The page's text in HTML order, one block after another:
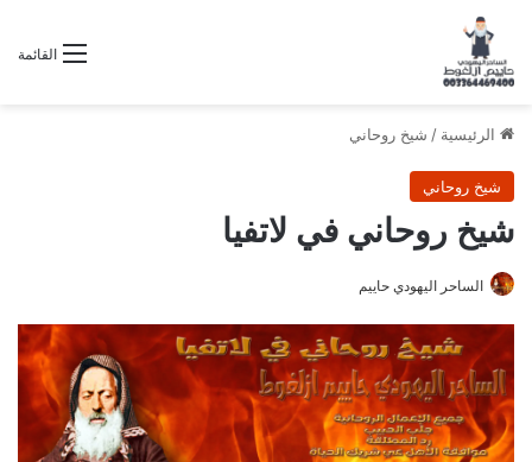
القائمة
الرئيسية / شيخ روحاني
شيخ روحاني
شيخ روحاني في لاتفيا
الساحر اليهودي حاييم